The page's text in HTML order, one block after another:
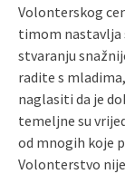
Volonterskog
timom nastavlja
stvaranju
radite s
naglasiti da je
temeljne su
od mnogih koje
Volonterstvo nije